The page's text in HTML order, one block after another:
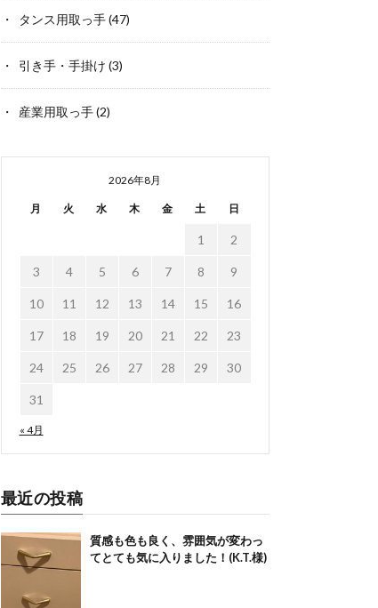
タンス用取っ手(47)
引き手・手掛け (3)
産業用取っ手(2)
2026年8月
月 火 水 木 金 土 日
« 4月
1 2
3 4 5 6 7 8 9
10 11 12 13 14 15 16
17 18 19 20 21 22 23
24 25 26 27 28 29 30
31
最近の投稿
質感も色も良く、雰囲気が変わっ
てとても気に入りました！(K.T.様)